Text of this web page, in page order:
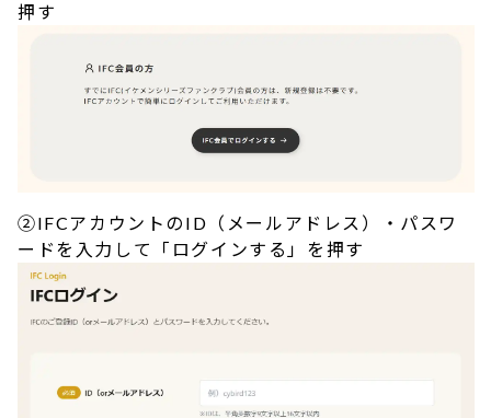
押す
②IFCアカウントのID（メールアドレス）・パスワ
ードを入力して「ログインする」を押す